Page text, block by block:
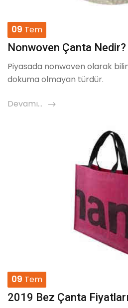
09 Tem
Nonwoven Çanta Nedir?
Piyasada nonwoven olarak
dokuma olmayan türdür.
Devamı...
09 Tem
2019 Bez Çanta Fiyatları